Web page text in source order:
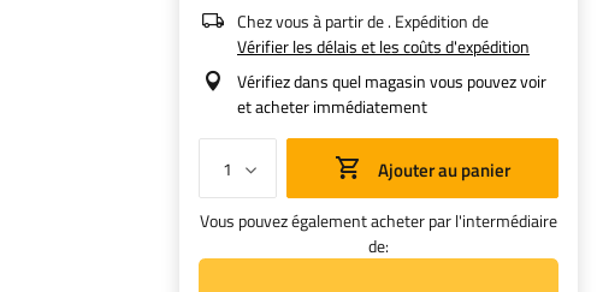
Chez vous à partir de. Expédition de
Vérifier les délais et les coûts d'expédition
Vérifiez dans quel magasin vous pouvez voir
et acheter immédiatement
Ajouter au panier
Vous pouvez également acheter par l'intermédiaire
de: